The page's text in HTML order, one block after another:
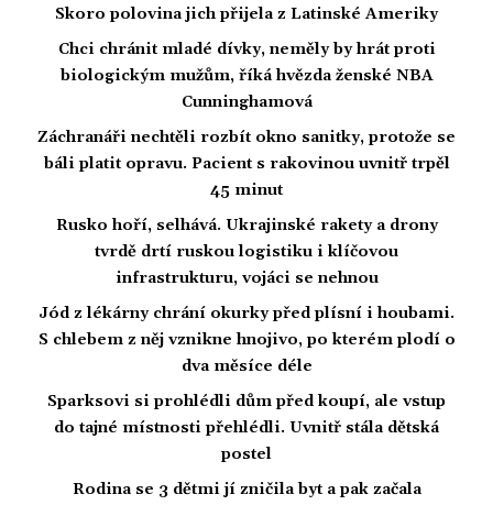
Skoro polovina jich přijela z Latinské Ameriky
Chci chránit mladé dívky, neměly by hrát proti
biologickým mužům, říká hvězda ženské NBA
Cunninghamová
Záchranáři nechtěli rozbít okno sanitky, protože se
báli platit opravu. Pacient s rakovinou uvnitř trpěl
45 minut
Rusko hoří, selhává. Ukrajinské rakety a drony
tvrdě drtí ruskou logistiku i klíčovou
infrastrukturu, vojáci se nehnou
Jód z lékárny chrání okurky před plísní i houbami.
S chlebem z něj vznikne hnojivo, po kterém plodí o
dva měsíce déle
Sparksovi si prohlédli dům před koupí, ale vstup
do tajné místnosti přehlédli. Uvnitř stála dětská
postel
Rodina se 3 dětmi jí zničila byt a pak začala